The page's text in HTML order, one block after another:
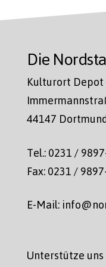
Die
Kulturort Depot
44147
Tel.: 0231 /
Fax: 0231 /
E-Mail:
Unterstütze uns